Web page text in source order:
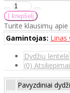
Turite klausimų apie
Gamintojas: Linas
Dydžių lentelė
(0) Atsiliepimai
Pavyzdiniai